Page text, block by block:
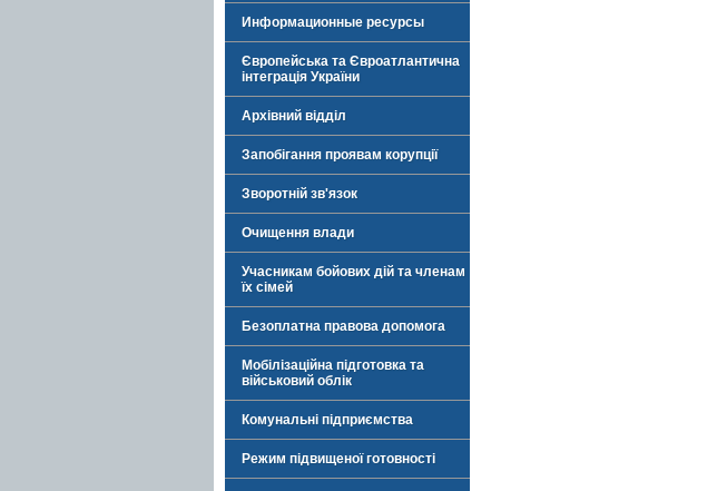
Информационные ресурсы
Європейська та Євроатлантична
інтеграція України
Архівний відділ
Запобігання проявам корупції
Зворотній зв'язок
Очищення влади
Учасникам бойових дій та членам
їх сімей
Безоплатна правова допомога
Мобілізаційна підготовка та
військовий облік
Комунальні підприємства
Режим підвищеної готовності